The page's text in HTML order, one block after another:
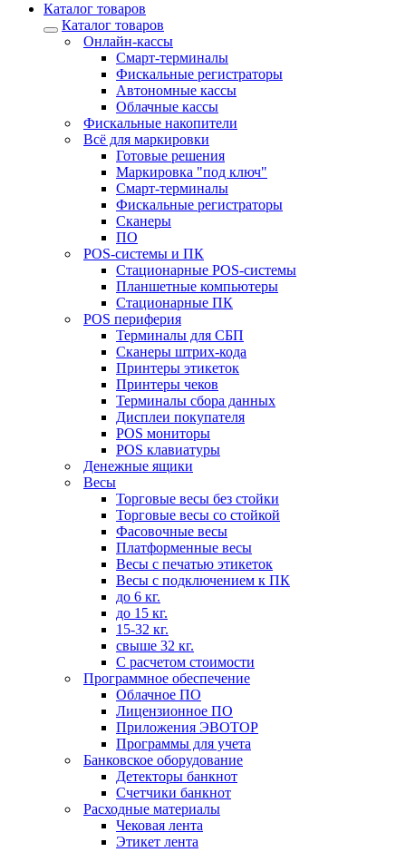
Каталог товаров
Каталог товаров
Онлайн-кассы
Смарт-терминалы
Фискальные регистраторы
Автономные кассы
Облачные кассы
Фискальные накопители
Всё для маркировки
Готовые решения
Маркировка "под ключ"
Смарт-терминалы
Фискальные регистраторы
Сканеры
ПО
POS-системы и ПК
Стационарные POS-системы
Планшетные компьютеры
Стационарные ПК
POS периферия
Терминалы для СБП
Сканеры штрих-кода
Принтеры этикеток
Принтеры чеков
Терминалы сбора данных
Дисплеи покупателя
POS мониторы
POS клавиатуры
Денежные ящики
Весы
Торговые весы без стойки
Торговые весы со стойкой
Фасовочные весы
Платформенные весы
Весы с печатью этикеток
Весы с подключением к ПК
до 6 кг.
до 15 кг.
15-32 кг.
свыше 32 кг.
С расчетом стоимости
Программное обеспечение
Облачное ПО
Лицензионное ПО
Приложения ЭВОТОР
Программы для учета
Банковское оборудование
Детекторы банкнот
Счетчики банкнот
Расходные материалы
Чековая лента
Этикет лента